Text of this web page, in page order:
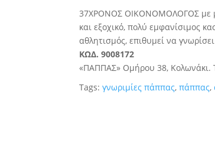
37ΧΡΟΝΟΣ ΟΙΚΟΝΟΜΟΛΟΓΟΣ με
και εξοχικό, πολύ εμφανίσιμος
αθλητισμός, επιθυμεί να
ΚΩΔ. 9008172
«ΠΑΠΠΑΣ» Ομήρου 38, Κολωνάκι.
Tags:γνωριμίες πάππας,πάππας,